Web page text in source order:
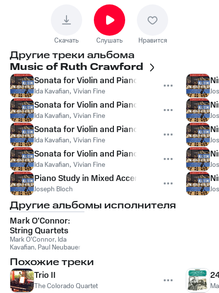
Скачать Слушать Нравится
Другие треки альбома
Music of Ruth Crawford
Sonata for Violin and Piano: I. Vibrante, agitato
Ida Kavafian, Vivian Fine
Sonata for Violin and Piano: II. Buoyant
Ida Kavafian, Vivian Fine
Sonata for Violin and Piano: III. Mistico, intenso
Ida Kavafian, Vivian Fine
Sonata for Violin and Piano: IV. Allegro
Ida Kavafian, Vivian Fine
Piano Study in Mixed Accents
Joseph Bloch
Другие альбомы исполнителя
Mark O'Connor:
String Quartets
No.'s 2 & 3
Mark O'Connor, Ida
Kavafian, Paul Neubauer
Похожие треки
Trio II
The Colorado Quartet